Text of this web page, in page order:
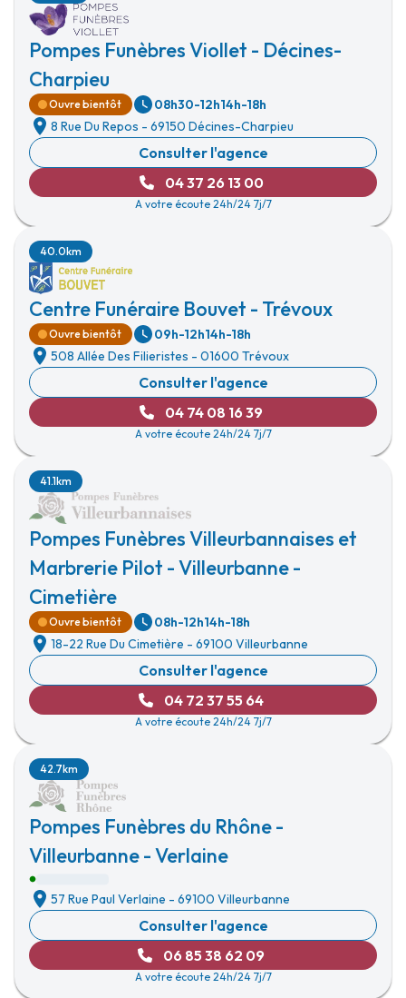
Pompes Funèbres Viollet - Décines-
Charpieu
Ouvre bientôt 08h30-12h14h-18h
8 Rue Du Repos - 69150 Décines-Charpieu
Consulter l'agence
04 37 26 13 00
A votre écoute 24h/24 7j/7
Centre Funéraire Bouvet - Trévoux
40.0km
Ouvre bientôt 09h-12h14h-18h
508 Allée Des Filieristes - 01600 Trévoux
Consulter l'agence
04 74 08 16 39
A votre écoute 24h/24 7j/7
Pompes Funèbres Villeurbannaises et
Marbrerie Pilot - Villeurbanne -
Cimetière
41.1km
Ouvre bientôt 08h-12h14h-18h
18-22 Rue Du Cimetière - 69100 Villeurbanne
Consulter l'agence
04 72 37 55 64
A votre écoute 24h/24 7j/7
Pompes Funèbres du Rhône -
Villeurbanne - Verlaine
42.7km
57 Rue Paul Verlaine - 69100 Villeurbanne
Consulter l'agence
06 85 38 62 09
A votre écoute 24h/24 7j/7